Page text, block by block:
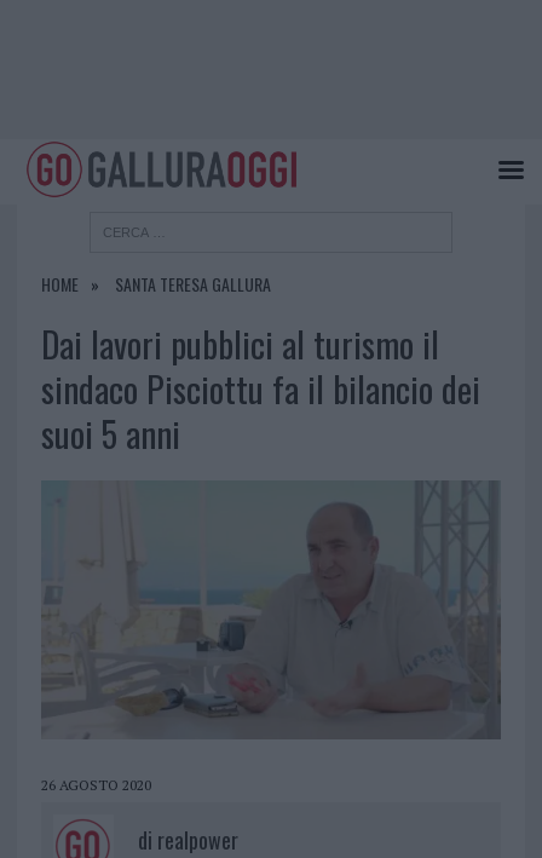
HOME SANTA TERESA GALLURA
Dai lavori pubblici al turismo il
sindaco Pisciottu fa il bilancio dei
suoi 5 anni
26 AGOSTO 2020
di realpower